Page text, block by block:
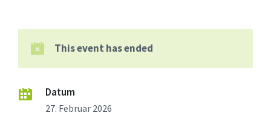
This event has ended
Datum
27. Februar 2026